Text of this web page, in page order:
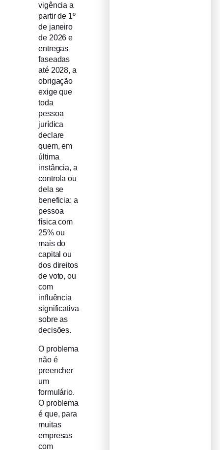
vigência a
partir de 1º
de janeiro
de 2026 e
entregas
faseadas
até 2028, a
obrigação
exige que
toda
pessoa
jurídica
declare
quem, em
última
instância, a
controla ou
dela se
beneficia: a
pessoa
física com
25% ou
mais do
capital ou
dos direitos
de voto, ou
com
influência
significativa
sobre as
decisões.
O problema
não é
preencher
um
formulário.
O problema
é que, para
muitas
empresas
com